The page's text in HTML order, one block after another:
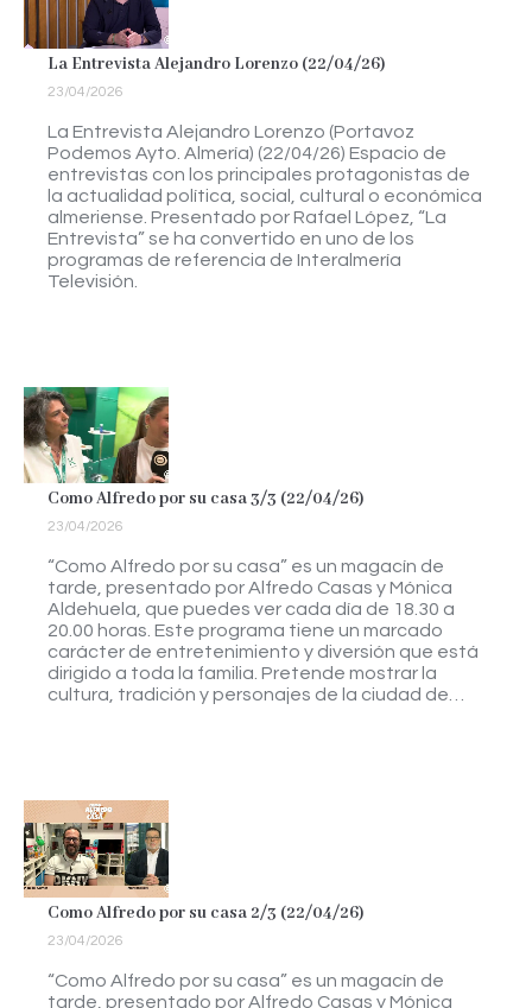
La Entrevista Alejandro Lorenzo (22/04/26)
23/04/2026
La Entrevista Alejandro Lorenzo (Portavoz
Podemos Ayto. Almería) (22/04/26) Espacio de
entrevistas con los principales protagonistas de
la actualidad política, social, cultural o económica
almeriense. Presentado por Rafael López, “La
Entrevista” se ha convertido en uno de los
programas de referencia de Interalmería
Televisión.
Como Alfredo por su casa 3/3 (22/04/26)
23/04/2026
“Como Alfredo por su casa” es un magacín de
tarde, presentado por Alfredo Casas y Mónica
Aldehuela, que puedes ver cada día de 18.30 a
20.00 horas. Este programa tiene un marcado
carácter de entretenimiento y diversión que está
dirigido a toda la familia. Pretende mostrar la
cultura, tradición y personajes de la ciudad de…
Como Alfredo por su casa 2/3 (22/04/26)
23/04/2026
“Como Alfredo por su casa” es un magacín de
tarde, presentado por Alfredo Casas y Mónica